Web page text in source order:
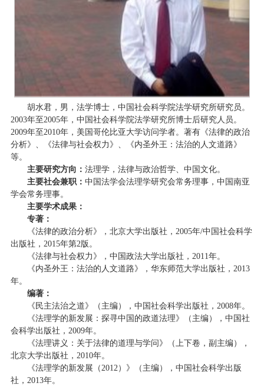
胡水君，男，法学博士，中国社会科学院法学研究所研究员。
2003年至2005年，中国社会科学院法学研究所博士后研究人员。
2009年至2010年，美国哥伦比亚大学访问学者。著有《法律的政治
分析》、《法律与社会权力》、《内圣外王：法治的人文道路》
等。
主要研究方向： 法理学，法律与政治哲学、中国文化。
主要社会兼职： 中国法学会法理学研究会常务理事，中国南亚
学会常务理事。
主要学术成果：
专著：
《法律的政治分析》，北京大学出版社，2005年/中国社会科学
出版社，2015年第2版。
《法律与社会权力》，中国政法大学出版社，2011年。
《内圣外王：法治的人文道路》，华东师范大学出版社，2013
年。
编著：
《民主法治之道》（主编），中国社会科学出版社，2008年。
《法理学的新发展：探寻中国的政道法理》（主编），中国社
会科学出版社，2009年。
《法理讲义：关于法律的道理与学问》（上下卷，副主编），
北京大学出版社，2010年。
《法理学的新发展（2012）》（主编），中国社会科学出版
社，2013年。